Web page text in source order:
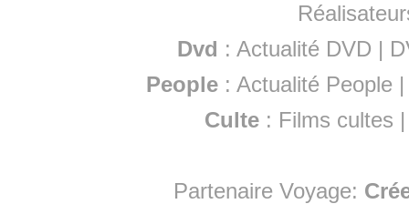
Dvd : Actualité DVD |
People :Actualité People
Culte : Films cultes
Partenaire Voyage: